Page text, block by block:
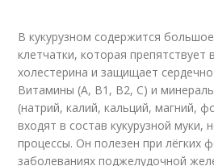
В кукурузном содержится
клетчатки, которая
холестерина и защищает
Витамины (А, В1, В2, С) и
(натрий, калий, кальций, магний,
входят в состав кукурузной
процессы. Он полезен при лёгких
заболеваниях поджелудочной